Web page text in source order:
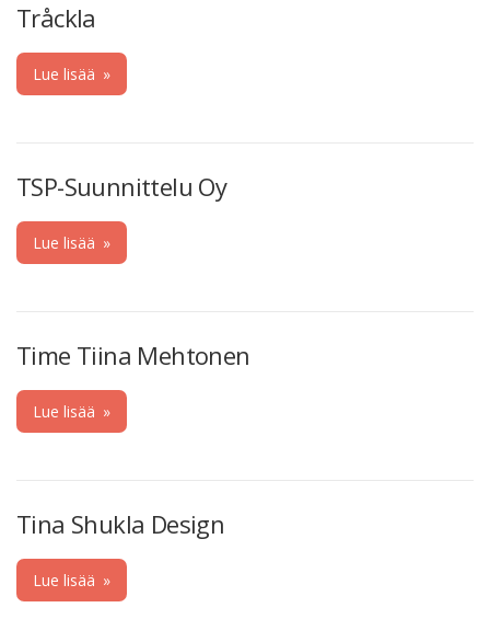
Tråckla
Lue lisää »
TSP-Suunnittelu Oy
Lue lisää »
Time Tiina Mehtonen
Lue lisää »
Tina Shukla Design
Lue lisää »